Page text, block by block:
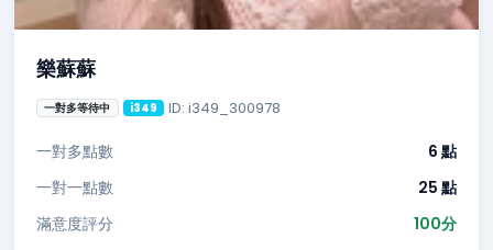
樂蘇蘇
一對多等待中 i349 ID: i349_300978
一對多點數
6 點
一對一點數
25 點
滿意度評分
100分